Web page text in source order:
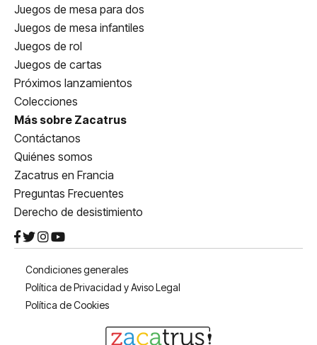
Juegos de mesa para dos
Juegos de mesa infantiles
Juegos de rol
Juegos de cartas
Próximos lanzamientos
Colecciones
Más sobre Zacatrus
Contáctanos
Quiénes somos
Zacatrus en Francia
Preguntas Frecuentes
Derecho de desistimiento
Condiciones generales
Política de Privacidad y Aviso Legal
Política de Cookies